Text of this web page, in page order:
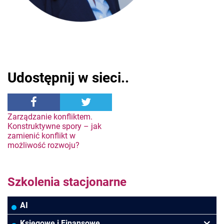
Udostępnij w sieci..
Nawigacja
wpisu
Zarządzanie konfliktem.
Konstruktywne spory – jak
zamienić konflikt w
możliwość rozwoju?
Szkolenia stacjonarne
AI